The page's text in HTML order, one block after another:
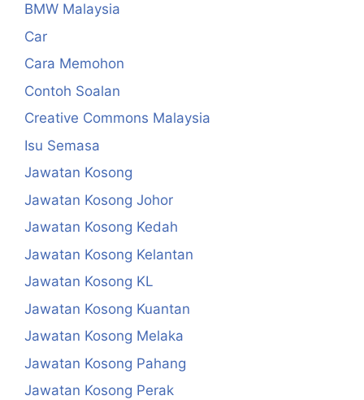
BMW Malaysia
Car
Cara Memohon
Contoh Soalan
Creative Commons Malaysia
Isu Semasa
Jawatan Kosong
Jawatan Kosong Johor
Jawatan Kosong Kedah
Jawatan Kosong Kelantan
Jawatan Kosong KL
Jawatan Kosong Kuantan
Jawatan Kosong Melaka
Jawatan Kosong Pahang
Jawatan Kosong Perak